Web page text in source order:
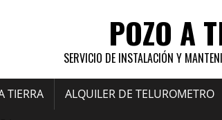
POZO A
SERVICIO DE INSTALACIÓN Y
TIERRA ALQUILER DE TELUROMETRO